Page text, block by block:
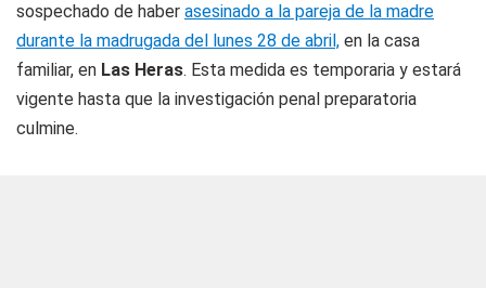
sospechado de haber asesinado a la pareja de la madre
durante la madrugada del lunes 28 de abril, en la casa
familiar, en Las Heras. Esta medida es temporaria y estará
vigente hasta que la investigación penal preparatoria
culmine.